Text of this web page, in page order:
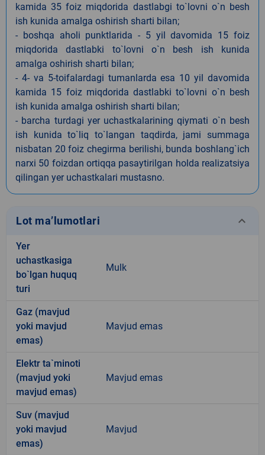
kamida 35 foiz miqdorida dastlabgi to`lovni o`n besh
ish kunida amalga oshirish sharti bilan;
- boshqa aholi punktlarida - 5 yil davomida 15 foiz
miqdorida dastlabki to`lovni o`n besh ish kunida
amalga oshirish sharti bilan;
- 4- va 5-toifalardagi tumanlarda esa 10 yil davomida
kamida 15 foiz miqdorida dastlabki to`lovni o`n besh
ish kunida amalga oshirish sharti bilan;
- barcha turdagi yer uchastkalarining qiymati o`n besh
ish kunida to`liq to`langan taqdirda, jami summaga
nisbatan 20 foiz chegirma berilishi, bunda boshlang`ich
narxi 50 foizdan ortiqqa pasaytirilgan holda realizatsiya
qilingan yer uchastkalari mustasno.
Lot ma’lumotlari keyboard_arrow_down
Yer
uchastkasiga
bo`lgan huquq
turi
Mulk
Gaz (mavjud
yoki mavjud
emas)
Mavjud emas
Elektr ta`minoti
(mavjud yoki
mavjud emas)
Mavjud emas
Suv (mavjud
yoki mavjud
emas)
Mavjud